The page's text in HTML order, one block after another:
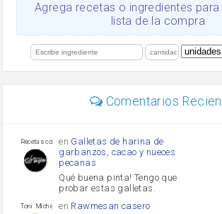
Ajos
salsa de soja
limón
Agrega recetas o ingredientes
lista de la compra
Comentarios
Recetas con sazon
en Galletas de harina de
garbanzos, cacao y nueces
pecanas
Qué buena pinta! Tengo que
probar estas galletas.
Toni Michel Caubet
en Rawmesan casero